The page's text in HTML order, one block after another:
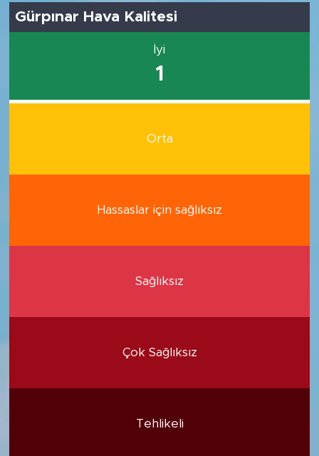
Gürpınar Hava Kalitesi
İyi
1
Orta
Hassaslar için sağlıksız
Sağlıksız
Çok Sağlıksız
Tehlikeli